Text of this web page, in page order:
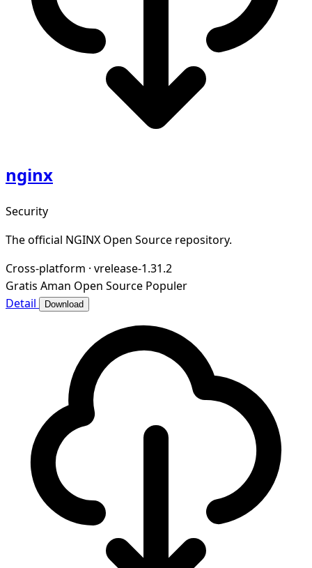
nginx
Security
The official NGINX Open Source repository.
Cross-platform · vrelease-1.31.2
Gratis Aman Open Source Populer
Detail
Download